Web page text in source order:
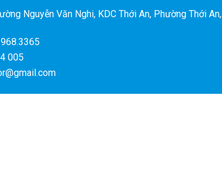
Nguyễn Văn Nghi, KDC Thới An, Phường Thới An,
005